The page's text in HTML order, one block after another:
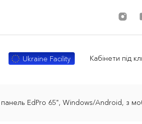
Ukraine Facility Кабінети під
панель EdPro 65", Windows/Android, з